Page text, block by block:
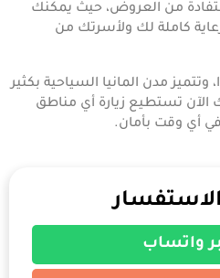
من العروض، حيث يمكنك
كاملة لك ولأسرتك من
مدن المانيا السياحية بكثير
الآن تستطيع زيارة أي مناطق
في أي وقت بأمان.
واتساب